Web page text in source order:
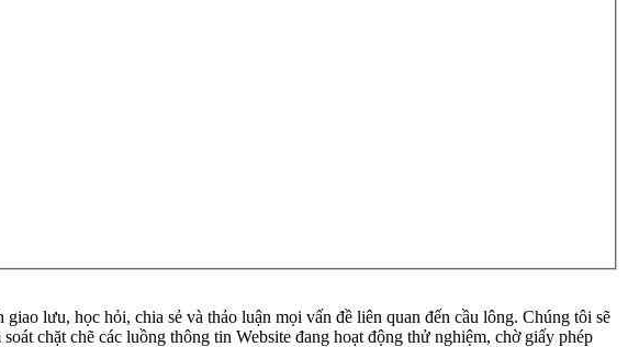
lưu, học hỏi, chia sẻ và thảo luận mọi vấn đề liên quan đến cầu lông. Chúng tôi sẽ
chặt chẽ các luồng thông tin Website đang hoạt động thử nghiệm, chờ giấy phép